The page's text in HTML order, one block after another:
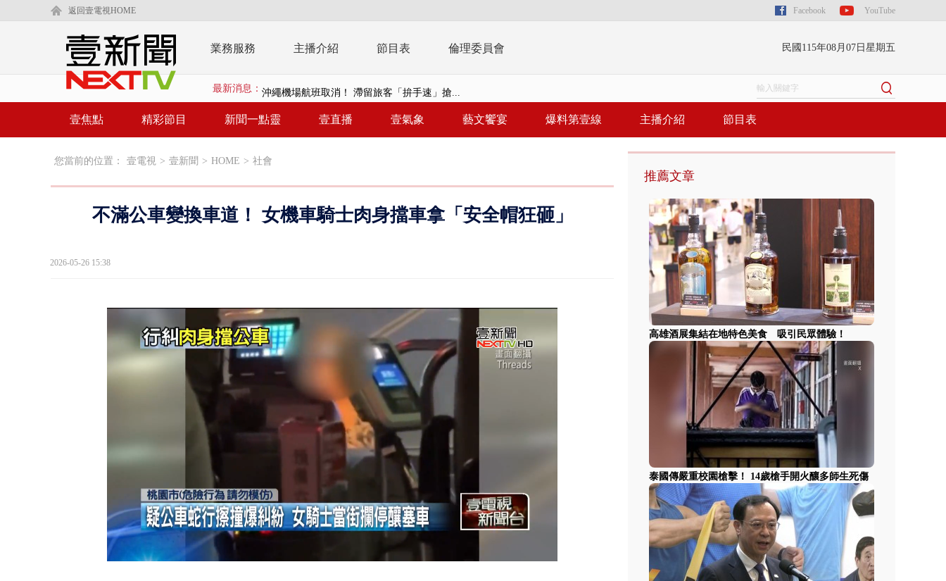
返回壹電視HOME Facebook YouTube
業務服務 主播介紹 節目表 倫理委員會 民國115年08月07日星期五
最新消息： 沖繩機場航班取消！ 滯留旅客「拚手速」搶...
泰國傳嚴重校園槍擊！ 14歲槍手開火釀多師...
父親節限定！ 「一鴨三吃」、「客家攪福」...
白海豚海警！ 雨彈將炸台中以北 不排除明...
壹焦點 精彩節目 新聞一點靈 壹直播 壹氣象 藝文饗宴 爆料第壹線 主播介紹 節目表
您當前的位置： 壹電視 > 壹新聞 > HOME > 社會
不滿公車變換車道！ 女機車騎士肉身擋車拿「安全帽狂砸」
2026-05-26 15:38
Unmute
44.64%
推薦文章
高雄酒展集結在地特色美食 吸引民眾體驗！
泰國傳嚴重校園槍擊！ 14歲槍手開火釀多師生死傷